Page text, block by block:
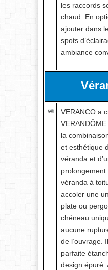
les raccords
chaud. En
ajouter dans
spots
ambiance
VERANCO a
la
et esthétique
véranda et
véranda à
accoler une
plate ou
chéneau
aucune
de l’ouvrage.
parfaite
design épuré.